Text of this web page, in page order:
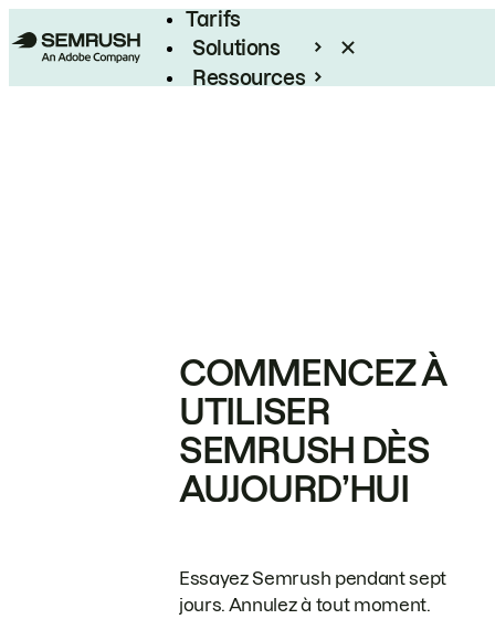
Tarifs
Solutions
Ressources
COMMENCEZ À
UTILISER
SEMRUSH DÈS
AUJOURD’HUI
Essayez Semrush pendant sept
jours. Annulez à tout moment.